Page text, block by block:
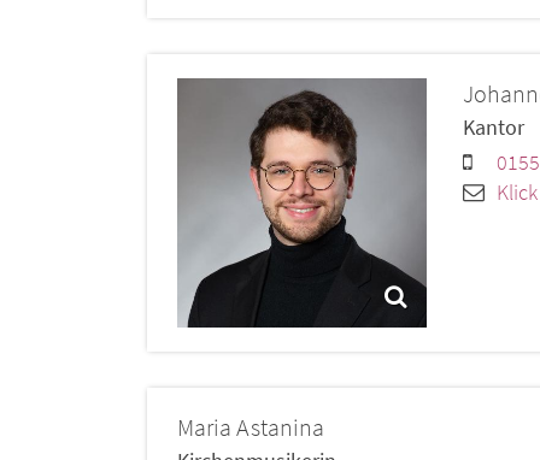
Kantor
Maria Astanina